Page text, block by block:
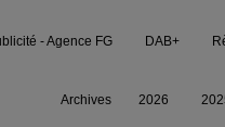
- Agence FG DAB+
Archives 2026